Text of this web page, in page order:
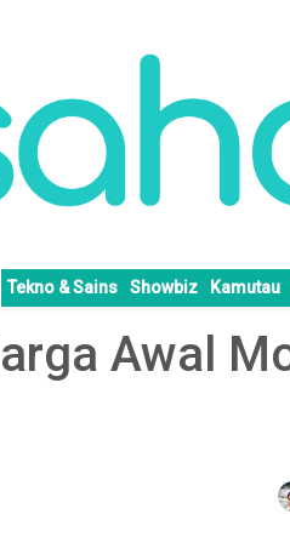
Tekno & Sains Showbiz Kamutau
Awal